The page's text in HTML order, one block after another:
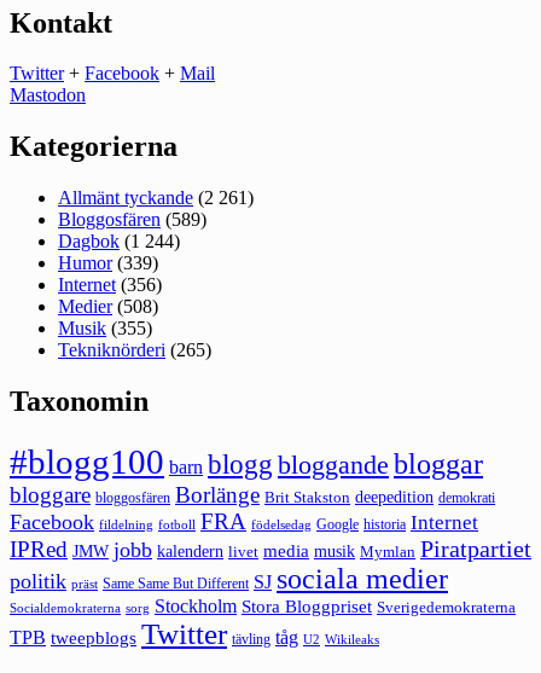
Kontakt
Twitter+ Facebook + Mail
Mastodon
Kategorierna
Allmänt tyckande (2 261)
Bloggosfären (589)
Dagbok (1 244)
Humor(339)
Internet (356)
Medier(508)
Musik (355)
Tekniknörderi (265)
Taxonomin
#blogg100 barn blogg bloggande bloggar
bloggare bloggosfären Borlänge Brit Stakston deepedition demokrati
Facebook fildelning fotboll FRA födelsedag Google historia Internet
IPRed JMW jobb kalendern livet media musik Mymlan Piratpartiet
politik präst Same Same But Different SJ sociala medier
Socialdemokraterna sorg Stockholm Stora Bloggpriset Sverigedemokraterna
TPB tweepblogs Twitter tävling tåg U2 Wikileaks